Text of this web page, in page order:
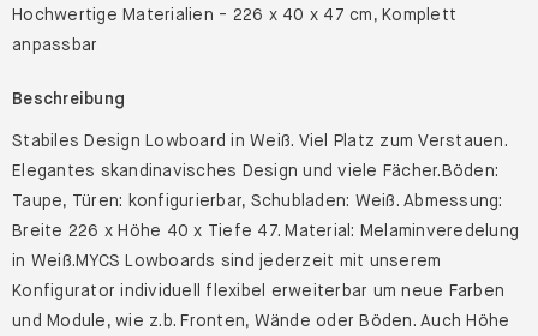
Hochwertige Materialien - 226 x 40 x 47 cm, Komplett
anpassbar
Beschreibung
Stabiles Design Lowboard in Weiß. Viel Platz zum Verstauen.
Elegantes skandinavisches Design und viele Fächer.Böden:
Taupe, Türen: konfigurierbar, Schubladen: Weiß. Abmessung:
Breite 226 x Höhe 40 x Tiefe 47. Material: Melaminveredelung
in Weiß.MYCS Lowboards sind jederzeit mit unserem
Konfigurator individuell flexibel erweiterbar um neue Farben
und Module, wie z.b. Fronten, Wände oder Böden. Auch Höhe